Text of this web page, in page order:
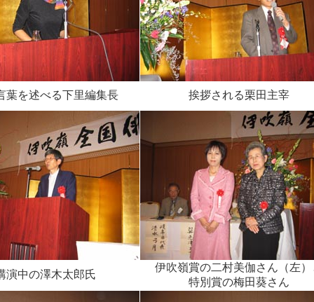
葉を述べる下里編集長 挨拶される栗田主宰
演中の澤木太郎氏
伊吹嶺賞の二村美伽さん（左）
特別賞の梅田葵さん